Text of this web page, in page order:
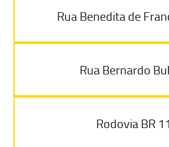
Rua Benedita de
Rua Bernardo
Rodovia BR